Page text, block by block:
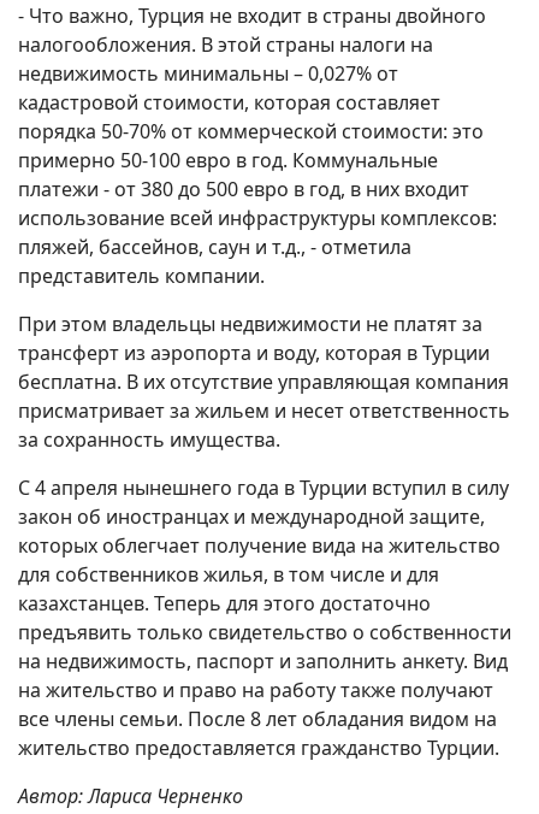
- Что важно, Турция не входит в страны двойного
налогообложения. В этой страны налоги на
недвижимость минимальны – 0,027% от
кадастровой стоимости, которая составляет
порядка 50-70% от коммерческой стоимости: это
примерно 50-100 евро в год. Коммунальные
платежи - от 380 до 500 евро в год, в них входит
использование всей инфраструктуры комплексов:
пляжей, бассейнов, саун и т.д., - отметила
представитель компании.
При этом владельцы недвижимости не платят за
трансферт из аэропорта и воду, которая в Турции
бесплатна. В их отсутствие управляющая компания
присматривает за жильем и несет ответственность
за сохранность имущества.
С 4 апреля нынешнего года в Турции вступил в силу
закон об иностранцах и международной защите,
которых облегчает получение вида на жительство
для собственников жилья, в том числе и для
казахстанцев. Теперь для этого достаточно
предъявить только свидетельство о собственности
на недвижимость, паспорт и заполнить анкету. Вид
на жительство и право на работу также получают
все члены семьи. После 8 лет обладания видом на
жительство предоставляется гражданство Турции.
Автор: Лариса Черненко